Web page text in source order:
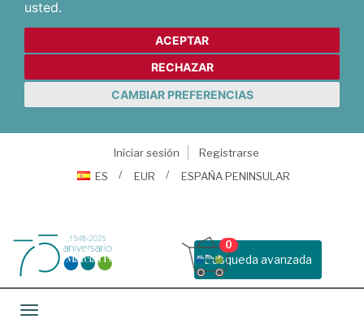
usted.
ACEPTAR
RECHAZAR
CAMBIAR PREFERENCIAS
Iniciar sesión
Registrarse
ES
EUR ESPAÑA PENINSULAR
Busqueda avanzada
0
Toggle navigation